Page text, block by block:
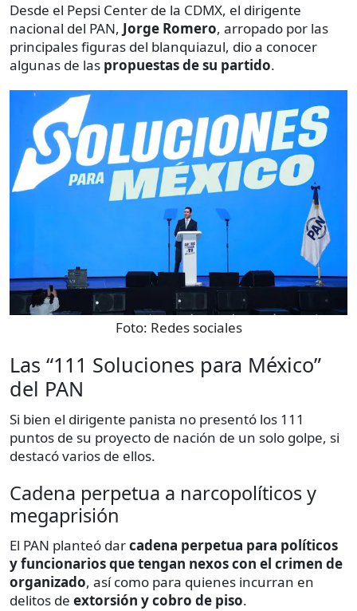
Desde el Pepsi Center de la CDMX, el dirigente
nacional del PAN, Jorge Romero, arropado por las
principales figuras del blanquiazul, dio a conocer
algunas de las propuestas de su partido.
Foto: Redes sociales
Las “111 Soluciones para México”
del PAN
Si bien el dirigente panista no presentó los 111
puntos de su proyecto de nación de un solo golpe, si
destacó varios de ellos.
Cadena perpetua a narcopolíticos y
megaprisión
El PAN planteó darcadena perpetua para políticos
y funcionarios que tengan nexos con el crimen de
organizado, así como para quienes incurran en
delitos de extorsión y cobro de piso.